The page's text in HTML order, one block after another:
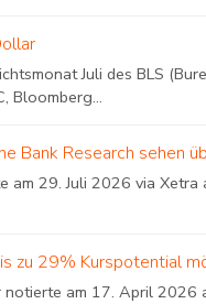
Juli des BLS
Bloomberg...
Bank Research sehen
29. Juli 2026 via Xetra
zu 29% Kurspotential
am 17. April 2026